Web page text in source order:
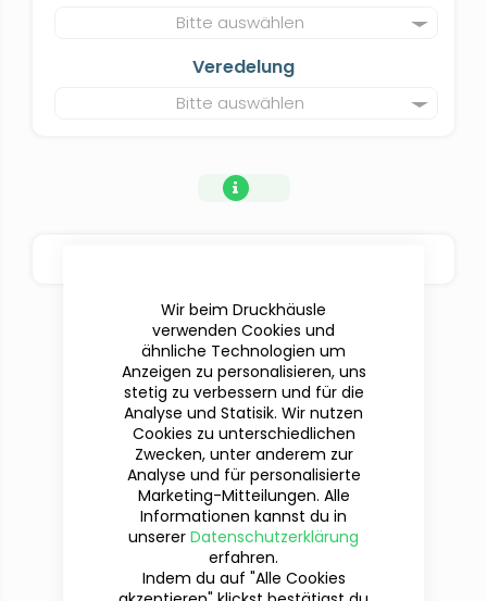
Bitte auswählen
Veredelung
Bitte auswählen
Du hast Fragen?
Wir sind für dich da!
Wir beim Druckhäusle
verwenden Cookies und
ähnliche Technologien um
Anzeigen zu personalisieren, uns
stetig zu verbessern und für die
Analyse und Statisik. Wir nutzen
Cookies zu unterschiedlichen
Zwecken, unter anderem zur
Analyse und für personalisierte
Marketing-Mitteilungen. Alle
Informationen kannst du in
unserer Datenschutzerklärung
erfahren.
Indem du auf "Alle Cookies